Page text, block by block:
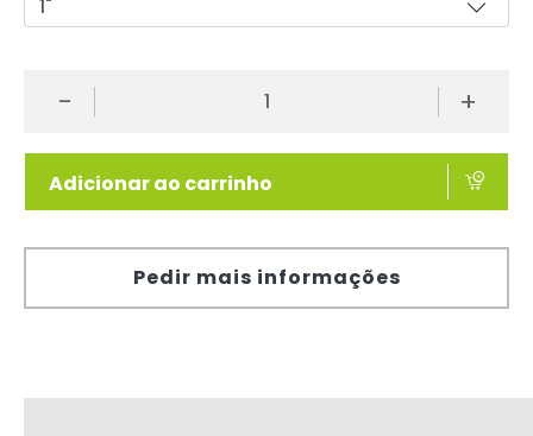
- +
Adicionar ao carrinho
Pedir mais informações